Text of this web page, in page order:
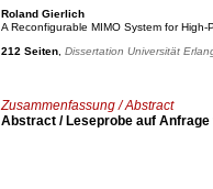
Roland Gierlich
A Reconfigurable MIMO System for High-
212 Seiten Dissertation Universität
Zusammenfassung / Abstract
Abstract / Leseprobe auf